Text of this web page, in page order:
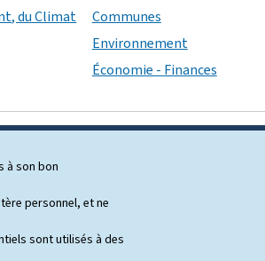
à son bon
personnel, et ne
sont utilisés à des
du Climat
Communes
Environnement
Économie - Finances